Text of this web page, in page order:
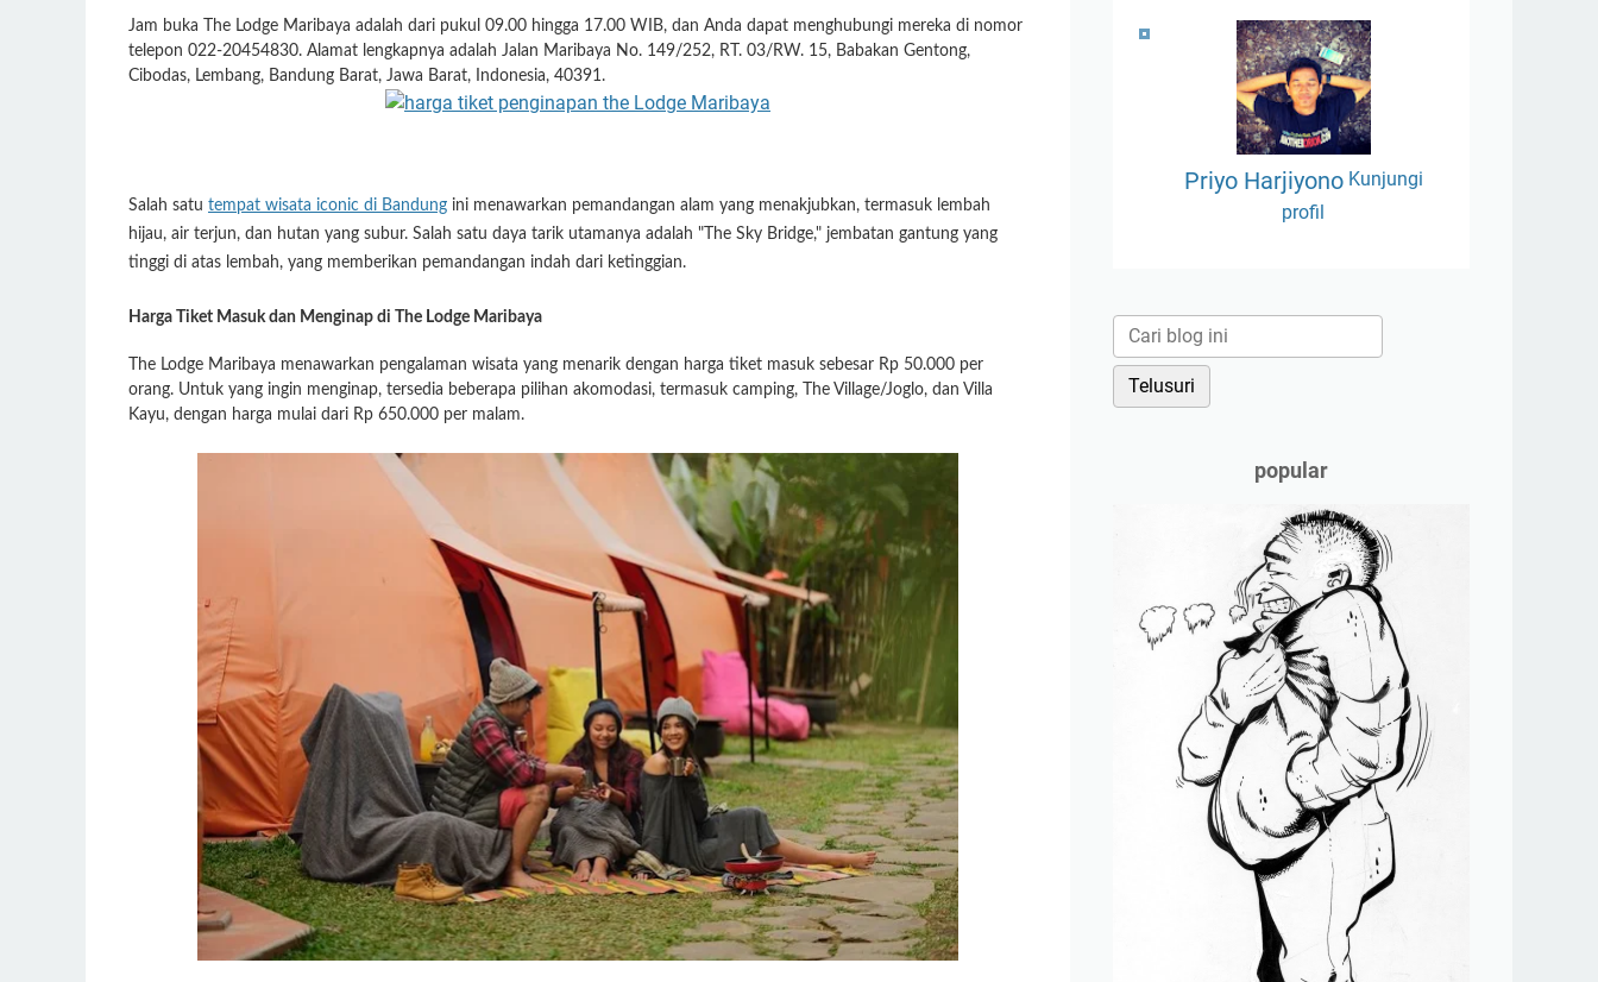
Jam buka The Lodge Maribaya adalah dari pukul 09.00 hingga 17.00 WIB, dan Anda dapat menghubungi mereka di nomor
telepon 022-20454830. Alamat lengkapnya adalah Jalan Maribaya No. 149/252, RT. 03/RW. 15, Babakan Gentong,
Cibodas, Lembang, Bandung Barat, Jawa Barat, Indonesia, 40391.
Salah satu tempat wisata iconic di Bandung ini menawarkan pemandangan alam yang menakjubkan, termasuk lembah
hijau, air terjun, dan hutan yang subur. Salah satu daya tarik utamanya adalah "The Sky Bridge," jembatan gantung yang
tinggi di atas lembah, yang memberikan pemandangan indah dari ketinggian.
Harga Tiket Masuk dan Menginap di The Lodge Maribaya
The Lodge Maribaya menawarkan pengalaman wisata yang menarik dengan harga tiket masuk sebesar Rp 50.000 per
orang. Untuk yang ingin menginap, tersedia beberapa pilihan akomodasi, termasuk camping, The Village/Joglo, dan Villa
Kayu, dengan harga mulai dari Rp 650.000 per malam.
Priyo HarjiyonoKunjungi
profil
popular